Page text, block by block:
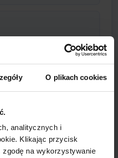
O plikach cookies
analitycznych i
Klikając przycisk
na wykorzystywanie